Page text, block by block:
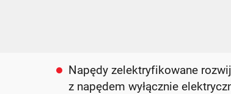
Napędy zelektryfikowane
z napędem wyłącznie